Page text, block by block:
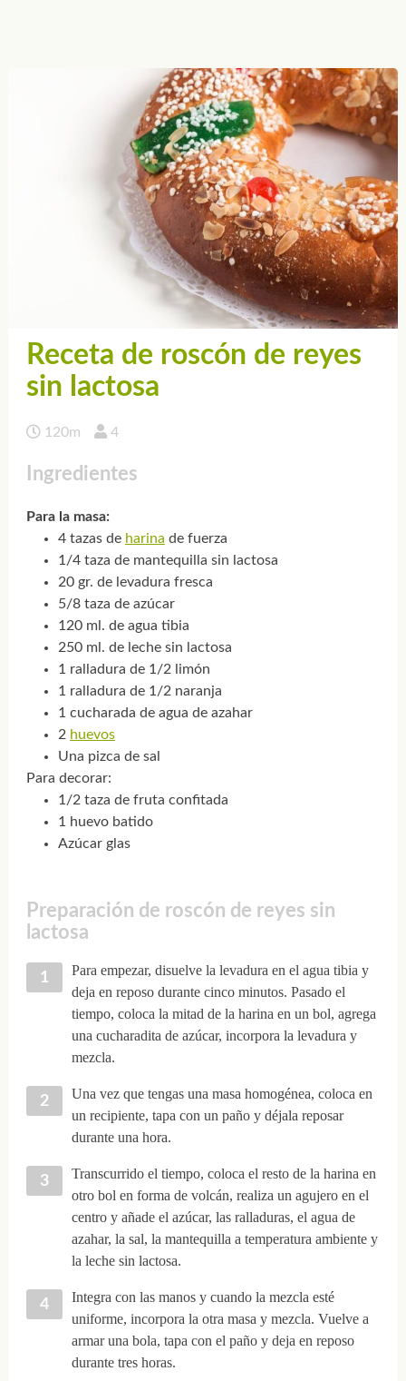
Receta de roscón de reyes
sin lactosa
120m 4
Ingredientes
Para la masa:
4 tazas de harina de fuerza
1/4 taza de mantequilla sin lactosa
20 gr. de levadura fresca
5/8 taza de azúcar
120 ml. de agua tibia
250 ml. de leche sin lactosa
1 ralladura de 1/2 limón
1 ralladura de 1/2 naranja
1 cucharada de agua de azahar
2 huevos
Una pizca de sal
Para decorar:
1/2 taza de fruta confitada
1 huevo batido
Azúcar glas
Preparación de roscón de reyes sin
lactosa
Para empezar, disuelve la levadura en el agua tibia y
deja en reposo durante cinco minutos. Pasado el
tiempo, coloca la mitad de la harina en un bol, agrega
una cucharadita de azúcar, incorpora la levadura y
mezcla.
Una vez que tengas una masa homogénea, coloca en
un recipiente, tapa con un paño y déjala reposar
durante una hora.
Transcurrido el tiempo, coloca el resto de la harina en
otro bol en forma de volcán, realiza un agujero en el
centro y añade el azúcar, las ralladuras, el agua de
azahar, la sal, la mantequilla a temperatura ambiente y
la leche sin lactosa.
Integra con las manos y cuando la mezcla esté
uniforme, incorpora la otra masa y mezcla. Vuelve a
armar una bola, tapa con el paño y deja en reposo
durante tres horas.